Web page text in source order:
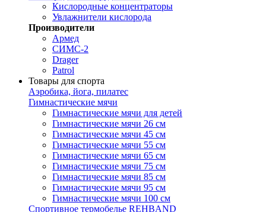
Кислородные концентраторы
Увлажнители кислорода
Производители
Армед
СИМС-2
Drager
Patrol
Товары для спорта
Аэробика, йога, пилатес
Гимнастические мячи
Гимнастические мячи для детей
Гимнастические мячи 26 см
Гимнастические мячи 45 см
Гимнастические мячи 55 см
Гимнастические мячи 65 см
Гимнастические мячи 75 см
Гимнастические мячи 85 см
Гимнастические мячи 95 см
Гимнастические мячи 100 см
Спортивное термобелье REHBAND